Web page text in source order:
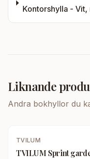
Kontorshylla -
Liknande
Andra bokhyllor du
TVILUM
TVILUM Sprint